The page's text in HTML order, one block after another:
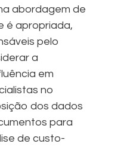
abordagem de
é apropriada,
pelo
a
em
no
dos dados
para
de custo-